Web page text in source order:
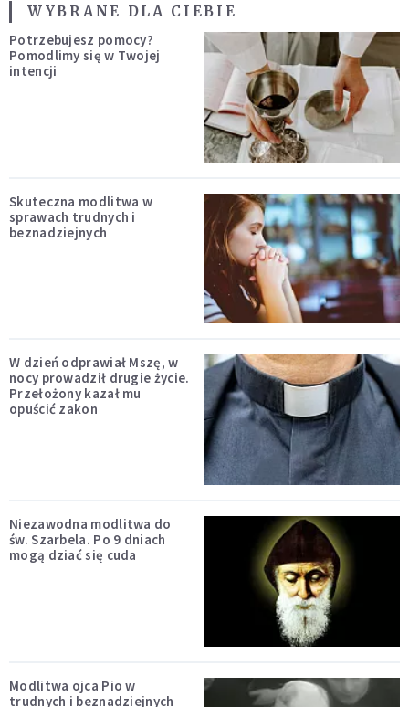
WYBRANE DLA CIEBIE
Potrzebujesz pomocy?
Pomodlimy się w Twojej
intencji
Skuteczna modlitwa w
sprawach trudnych i
beznadziejnych
W dzień odprawiał Mszę, w
nocy prowadził drugie życie.
Przełożony kazał mu
opuścić zakon
Niezawodna modlitwa do
św. Szarbela. Po 9 dniach
mogą dziać się cuda
Modlitwa ojca Pio w
trudnych i beznadziejnych